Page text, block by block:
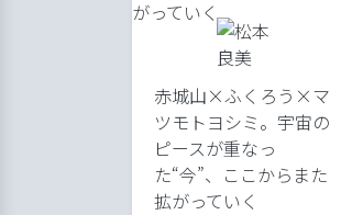
赤城山×ふくろう×マ
ツモトヨシミ。宇宙の
ピースが重なっ
た“今”、ここからまた
拡がっていく